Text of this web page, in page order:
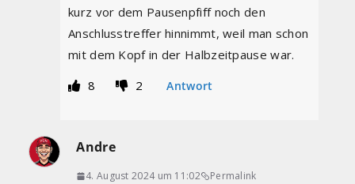
kurz vor dem Pausenpfiff noch den
Anschlusstreffer hinnimmt, weil man schon
mit dem Kopf in der Halbzeitpause war.
8
2 Antwort
Andre
4. August 2024 um 11:02 Permalink